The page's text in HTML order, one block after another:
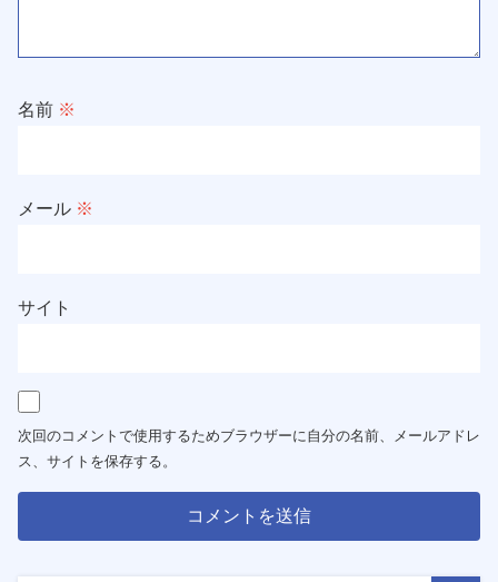
名前 ※
メール ※
サイト
次回のコメントで使用するためブラウザーに自分の名前、メールアドレ
ス、サイトを保存する。